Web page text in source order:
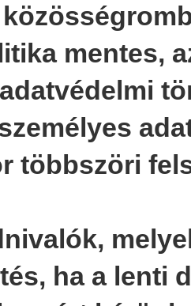
mentes,
többszöri
ha a lenti